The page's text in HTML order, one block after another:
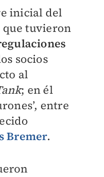
inicial del
tuvieron
socios
al
; en él
entre
Bremer.